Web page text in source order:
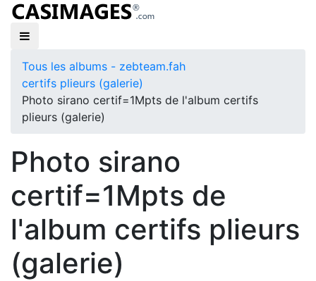
Tous les albums - zebteam.fah
certifs plieurs (galerie)
Photo sirano certif=1Mpts de l'album certifs
plieurs (galerie)
Photo sirano
certif=1Mpts de
l'album certifs plieurs
(galerie)